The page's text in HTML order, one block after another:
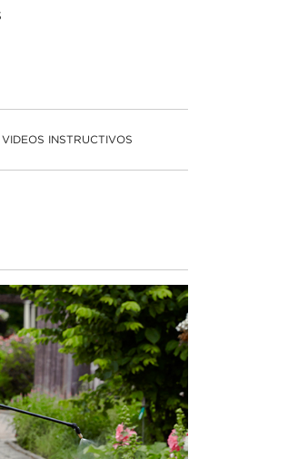
VIDEOS INSTRUCTIVOS